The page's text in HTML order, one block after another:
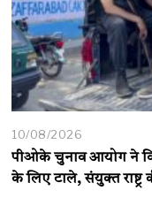
10/08/2026
पीओके चुनाव आयोग ने
के लिए टाले, संयुक्त राष्ट्र